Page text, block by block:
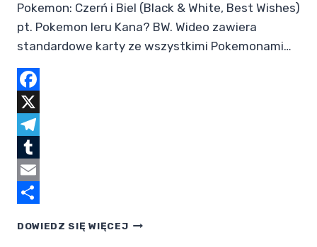
Pokemon: Czerń i Biel (Black & White, Best Wishes)
pt. Pokemon Ieru Kana? BW. Wideo zawiera
standardowe karty ze wszystkimi Pokemonami…
Facebook
X
Telegram
Tumblr
Email
DOWIEDZ SIĘ WIĘCEJPOKEMON